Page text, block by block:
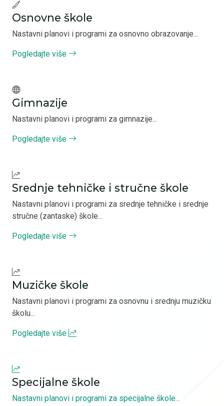
Osnovne škole
Nastavni planovi i programi za osnovno obrazovanje...
Pogledajte više
Gimnazije
Nastavni planovi i programi za gimnazije...
Pogledajte više
Srednje tehničke i stručne škole
Nastavni planovi i programi za srednje tehničke i srednje
stručne (zantaske) škole...
Pogledajte više
Muzičke škole
Nastavni planovi i programi za osnovnu i srednju muzičku
školu...
Pogledajte više
Specijalne škole
Nastavni planovi i programi za specijalne škole...